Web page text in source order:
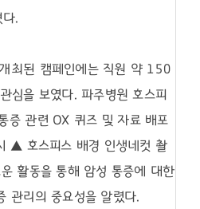
다.
최된 캠페인에는 직원 약 150
심을 보였다.파주병원 호스피
증 관련 OX 퀴즈 및 자료 배포
▲ 호스피스 배경 인생네컷 촬
활동을 통해 암성 통증에 대한
관리의 중요성을 알렸다.